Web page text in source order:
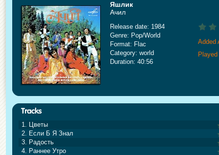
Яшлик
Ачил
Release date: 1984
Genre: Pop/World
Format: Flac
Category: world
Duration: 40:56
Added
1. Цветы
2. Если Б Я Знал
3. Радость
4. Раннее Утро